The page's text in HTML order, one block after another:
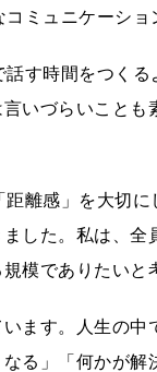
ミュニケーショ
す時間をつく
いづらいこと
離感」を⼤切
した。私は、
模でありたいと
ます。⼈⽣の中
る」「何かが